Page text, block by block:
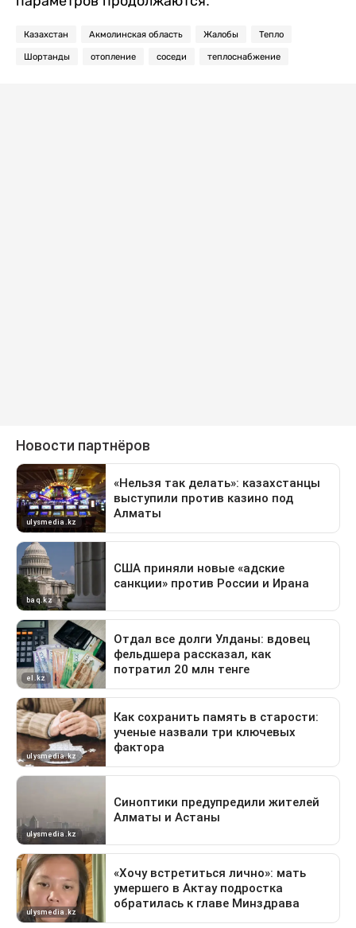
Казахстан Акмолинская область Жалобы Тепло
Шортанды отопление соседи теплоснабжение